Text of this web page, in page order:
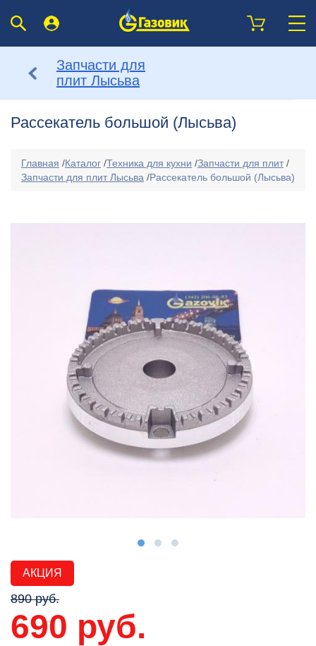
Запчасти для
плит Лысьва
Рассекатель большой (Лысьва)
Главная /Каталог /Техника для кухни /Запчасти для плит /
Запчасти для плит Лысьва /Рассекатель большой (Лысьва)
АКЦИЯ
890 руб.
690 руб.